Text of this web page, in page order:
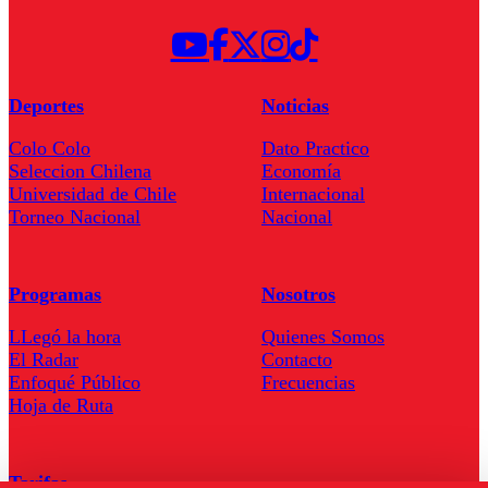
Deportes
Colo Colo
Seleccion Chilena
Universidad de Chile
Torneo Nacional
Noticias
Dato Practico
Economía
Internacional
Nacional
Programas
LLegó la hora
El Radar
Enfoqué Público
Hoja de Ruta
Nosotros
Quienes Somos
Contacto
Frecuencias
Tarifas